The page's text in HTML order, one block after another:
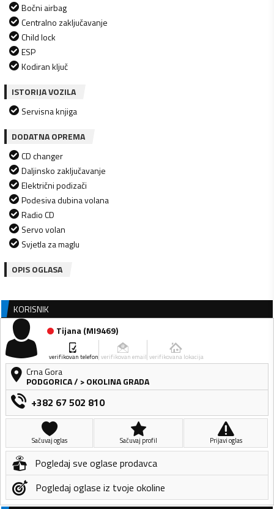
Bočni airbag
Centralno zaključavanje
Child lock
ESP
Kodiran ključ
ISTORIJA VOZILA
Servisna knjiga
DODATNA OPREMA
CD changer
Daljinsko zaključavanje
Električni podizači
Podesiva dubina volana
Radio CD
Servo volan
Svjetla za maglu
OPIS OGLASA
KORISNIK
Tijana(MI9469)
verifikovan telefon verifikovan email verifikovana lokacija
Crna Gora
PODGORICA/ > OKOLINA GRADA
+382 67 502 810
Sačuvaj oglas Sačuvaj profil Prijavi oglas
Pogledaj sve oglase prodavca
Pogledaj oglase iz tvoje okoline